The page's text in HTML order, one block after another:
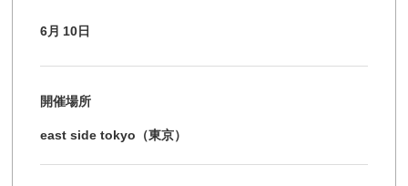
6月 10日
開催場所
east side tokyo（東京）